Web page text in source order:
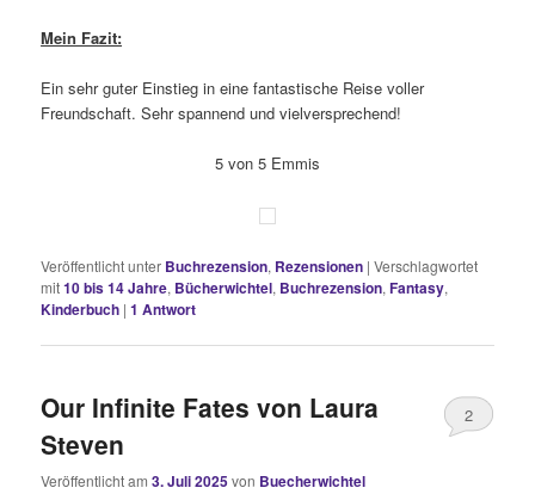
Mein Fazit:
Ein sehr guter Einstieg in eine fantastische Reise voller
Freundschaft. Sehr spannend und vielversprechend!
5 von 5 Emmis
Veröffentlicht unter Buchrezension, Rezensionen |Verschlagwortet
mit10 bis 14 Jahre, Bücherwichtel, Buchrezension,Fantasy,
Kinderbuch |1 Antwort
Our Infinite Fates von Laura
Steven
Veröffentlicht am3. Juli 2025von Buecherwichtel
2